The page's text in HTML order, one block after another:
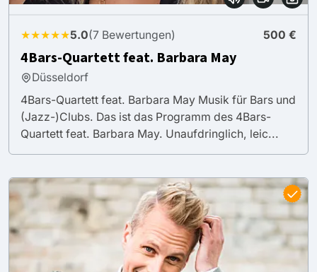
★★★★★5.0(7 Bewertungen) 500 €
4Bars-Quartett feat. Barbara May
Düsseldorf
4Bars-Quartett feat. Barbara May Musik für Bars und
(Jazz-)Clubs. Das ist das Programm des 4Bars-
Quartett feat. Barbara May. Unaufdringlich, leic...